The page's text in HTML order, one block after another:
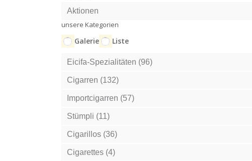
Aktionen
unsere Kategorien
Galerie Liste
Eicifa-Spezialitäten (96)
Cigarren (132)
Importcigarren (57)
Stümpli (11)
Cigarillos (36)
Cigarettes (4)